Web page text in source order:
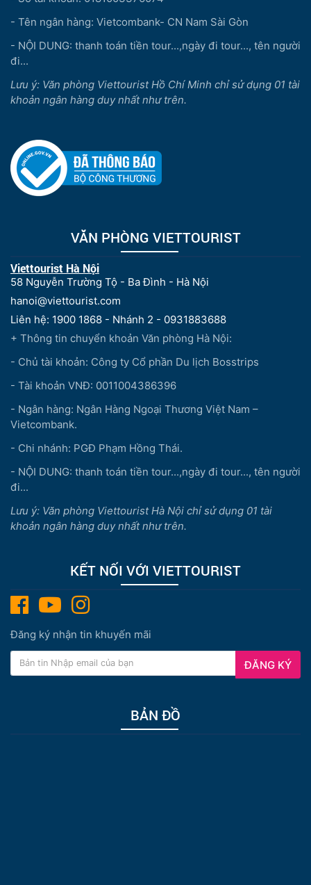
- Tên ngân hàng: Vietcombank- CN Nam Sài Gòn
- NỘI DUNG: thanh toán tiền tour...,ngày đi tour..., tên người
đi...
Lưu ý: Văn phòng Viettourist Hồ Chí Minh chỉ sử dụng 01 tài
khoản ngân hàng duy nhất như trên.
VĂN PHÒNG VIETTOURIST
Viettourist Hà Nội
58 Nguyễn Trường Tộ - Ba Đình - Hà Nội
hanoi@viettourist.com
Liên hệ: 1900 1868 - Nhánh 2 - 0931883688
+ Thông tin chuyển khoản Văn phòng Hà Nội:
- Chủ tài khoản: Công ty Cổ phần Du lịch Bosstrips
- Tài khoản VNĐ: 0011004386396
- Ngân hàng: Ngân Hàng Ngoại Thương Việt Nam –
Vietcombank.
- Chi nhánh: PGĐ Phạm Hồng Thái.
- NỘI DUNG: thanh toán tiền tour...,ngày đi tour..., tên người
đi...
Lưu ý: Văn phòng Viettourist Hà Nội chỉ sử dụng 01 tài
khoản ngân hàng duy nhất như trên.
KẾT NỐI VỚI VIETTOURIST
Đăng ký nhận tin khuyến mãi
ĐĂNG KÝ
BẢN ĐỒ